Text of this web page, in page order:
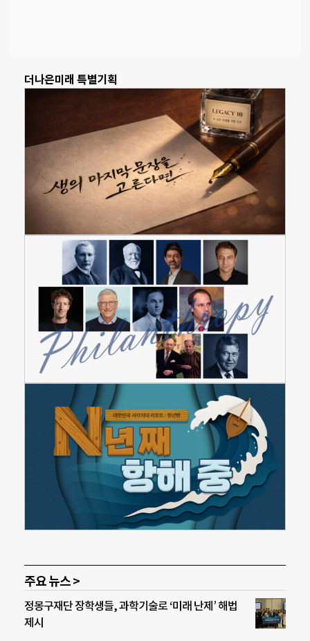
더나은미래 특별기획
주요 뉴스 >
정몽구재단 장학생들, 과학기술로 ‘미래 난제’ 해법
제시